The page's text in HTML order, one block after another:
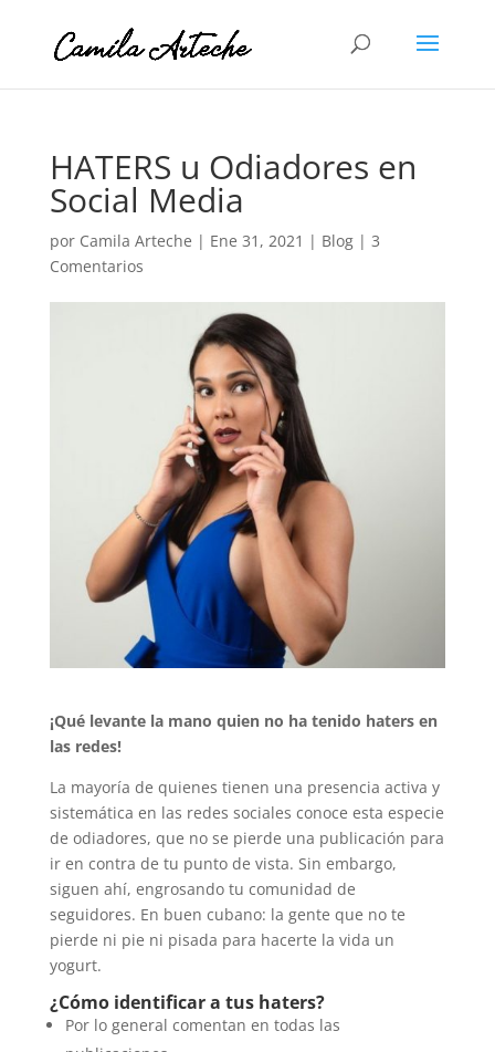
HATERS u Odiadores en
Social Media
por Camila Arteche | Ene 31, 2021 | Blog| 3
Comentarios
¡Qué levante la mano quien no ha tenido haters en
las redes!
La mayoría de quienes tienen una presencia activa y
sistemática en las redes sociales conoce esta especie
de odiadores, que no se pierde una publicación para
ir en contra de tu punto de vista. Sin embargo,
siguen ahí, engrosando tu comunidad de
seguidores. En buen cubano: la gente que no te
pierde ni pie ni pisada para hacerte la vida un
yogurt.
¿Cómo identificar a tus haters?
Por lo general comentan en todas las